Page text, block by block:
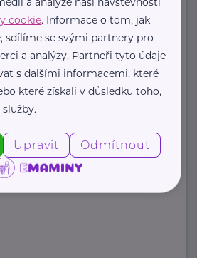
přehled společností
cookie. Informace o tom, jak
sdílíme se svými partnery pro
a analýzy. Partneři tyto údaje
s dalšími informacemi, které
které získali v důsledku toho,
Upravit Odmítnout